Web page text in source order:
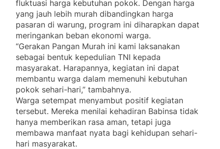
fluktuasi harga kebutuhan pokok. Dengan harga
yang jauh lebih murah dibandingkan harga
pasaran di warung, program ini diharapkan dapat
meringankan beban ekonomi warga.
“Gerakan Pangan Murah ini kami laksanakan
sebagai bentuk kepedulian TNI kepada
masyarakat. Harapannya, kegiatan ini dapat
membantu warga dalam memenuhi kebutuhan
pokok sehari-hari,” tambahnya.
Warga setempat menyambut positif kegiatan
tersebut. Mereka menilai kehadiran Babinsa tidak
hanya memberikan rasa aman, tetapi juga
membawa manfaat nyata bagi kehidupan sehari-
hari masyarakat.